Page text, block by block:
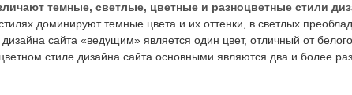
темные, светлые, цветные и разноцветные стили
доминируют темные цвета и их оттенки, в светлых
сайта «ведущим» является один цвет, отличный от
стиле дизайна сайта основными являются два и более